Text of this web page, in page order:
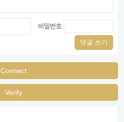
비밀번호
댓글 쓰기
Connect
Verify